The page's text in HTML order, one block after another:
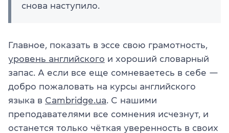
снова наступило.
Главное, показать в эссе свою грамотность,
уровень английского и хороший словарный
запас. А если все еще сомневаетесь в себе —
добро пожаловать на курсы английского
языка в Cambridge.ua. С нашими
преподавателями все сомнения исчезнут, и
останется только чёткая уверенность в своих